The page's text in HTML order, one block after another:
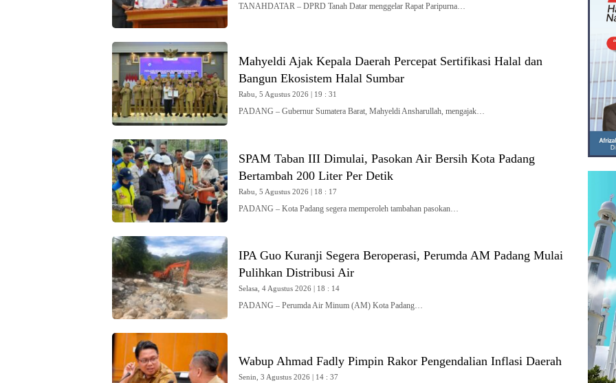
TANAHDATAR – DPRD Tanah Datar menggelar Rapat Paripurna…
Mahyeldi Ajak Kepala Daerah Percepat Sertifikasi Halal dan
Bangun Ekosistem Halal Sumbar
Rabu, 5 Agustus 2026 | 19 : 31
PADANG – Gubernur Sumatera Barat, Mahyeldi Ansharullah, mengajak…
SPAM Taban III Dimulai, Pasokan Air Bersih Kota Padang
Bertambah 200 Liter Per Detik
Rabu, 5 Agustus 2026 | 18 : 17
PADANG – Kota Padang segera memperoleh tambahan pasokan…
IPA Guo Kuranji Segera Beroperasi, Perumda AM Padang Mulai
Pulihkan Distribusi Air
Selasa, 4 Agustus 2026 | 18 : 14
PADANG – Perumda Air Minum (AM) Kota Padang…
Wabup Ahmad Fadly Pimpin Rakor Pengendalian Inflasi Daerah
Senin, 3 Agustus 2026 | 14 : 37